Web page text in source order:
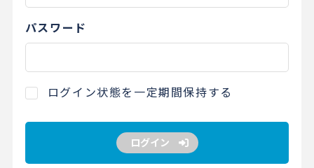
パスワード
ログイン状態を一定期間保持する
ログイン